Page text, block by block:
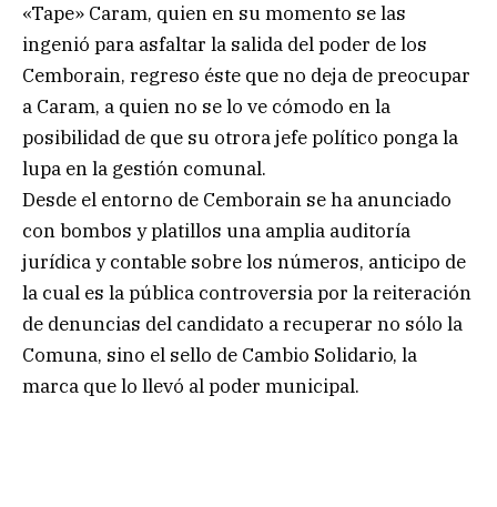
«Tape» Caram, quien en su momento se las
ingenió para asfaltar la salida del poder de los
Cemborain, regreso éste que no deja de preocupar
a Caram, a quien no se lo ve cómodo en la
posibilidad de que su otrora jefe político ponga la
lupa en la gestión comunal.
Desde el entorno de Cemborain se ha anunciado
con bombos y platillos una amplia auditoría
jurídica y contable sobre los números, anticipo de
la cual es la pública controversia por la reiteración
de denuncias del candidato a recuperar no sólo la
Comuna, sino el sello de Cambio Solidario, la
marca que lo llevó al poder municipal.